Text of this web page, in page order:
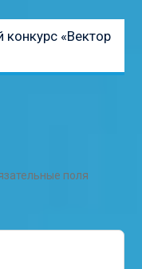
конкурс «Вектор
поля